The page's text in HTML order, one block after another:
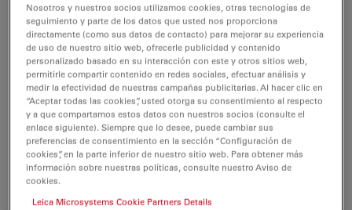
ultramicrotomía.
El sistema Leica TRIM2 incluye un control de avance de
µm para la cortadora de fresado, lavisualización
perpendicularde la muestra incluida para determinar la
posición con el fin de realizar un fresado preciso y un
excelente sistema deextracciónconfiltro Hepa
For research use only
Nosotros y nuestros socios utilizamos cookies, otras tecnologías de
seguimiento y parte de los datos que usted nos proporciona
directamente (como sus datos de contacto) para mejorar su experiencia
de uso de nuestro sitio web, ofrecerle publicidad y contenido
personalizado basado en su interacción con este y otros sitios web,
permitirle compartir contenido en redes sociales, efectuar análisis y
medir la efectividad de nuestras campañas publicitarias. Al hacer clic en
“Aceptar todas las cookies”, usted otorga su consentimiento al respecto
y a que compartamos estos datos con nuestros socios (consulte el
enlace siguiente). Siempre que lo desee, puede cambiar sus
preferencias de consentimiento en la sección “Configuración de
cookies”, en la parte inferior de nuestro sitio web. Para obtener más
información sobre nuestras políticas, consulte nuestro Aviso de
cookies.
Leica Microsystems Cookie Partners Details